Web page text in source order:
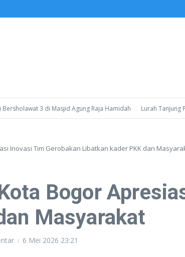
3 di Masjid Agung Raja Hamidah Lurah Tanjung Pinggir
Inovasi Tim Gerobakan Libatkan kader PKK dan
Bogor
Masyarakat
6 Mei 2026 23:21